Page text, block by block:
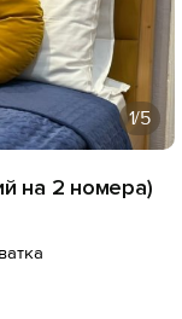
1/5
на 2 номера)